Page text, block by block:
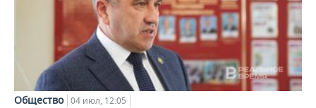
Общество 04 июл, 12:05